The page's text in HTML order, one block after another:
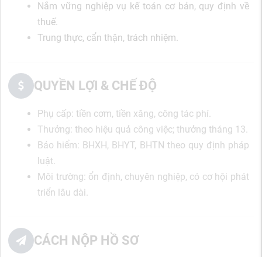
Nắm vững nghiệp vụ kế toán cơ bản, quy định về
thuế.
Trung thực, cẩn thận, trách nhiệm.
QUYỀN LỢI & CHẾ ĐỘ
Phụ cấp: tiền cơm, tiền xăng, công tác phí.
Thưởng: theo hiệu quả công việc; thưởng tháng 13.
Bảo hiểm: BHXH, BHYT, BHTN theo quy định pháp
luật.
Môi trường: ổn định, chuyên nghiệp, có cơ hội phát
triển lâu dài.
CÁCH NỘP HỒ SƠ